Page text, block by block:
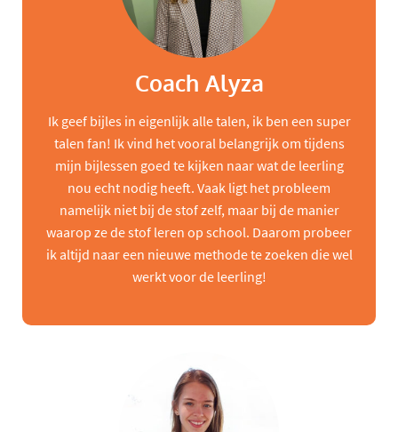
Coach Alyza
Ik geef bijles in eigenlijk alle talen, ik ben een super
talen fan! Ik vind het vooral belangrijk om tijdens
mijn bijlessen goed te kijken naar wat de leerling
nou echt nodig heeft. Vaak ligt het probleem
namelijk niet bij de stof zelf, maar bij de manier
waarop ze de stof leren op school. Daarom probeer
ik altijd naar een nieuwe methode te zoeken die wel
werkt voor de leerling!